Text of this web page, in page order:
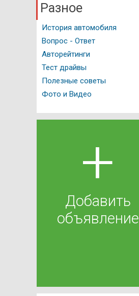
Разное
История автомобиля
Вопрос - Ответ
Авторейтинги
Тест драйвы
Полезные советы
Фото и Видео
+
Добавить
объявление